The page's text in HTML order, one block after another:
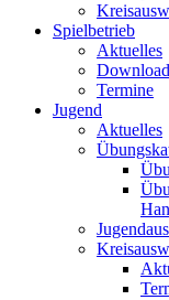
Spielbetrieb
Aktuelles
Termine
Jugend
Aktuelles